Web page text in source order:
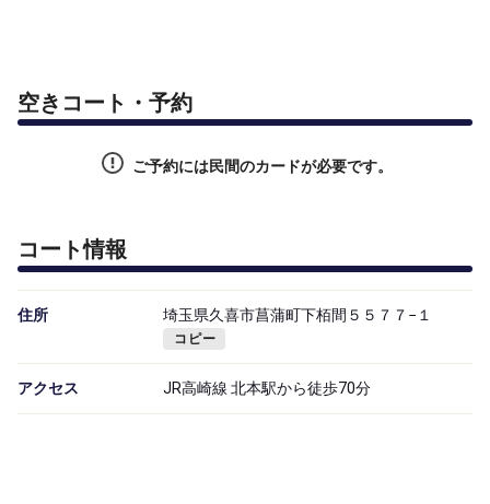
空きコート・予約
ご予約には民間のカードが必要です。
コート情報
住所 埼玉県久喜市菖蒲町下栢間５５７７−１
コピー
アクセス JR高崎線 北本駅から徒歩70分